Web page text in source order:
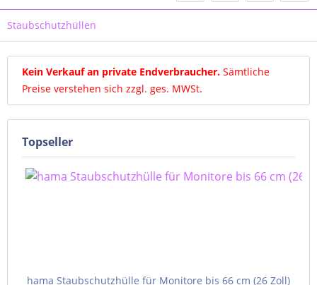
Staubschutzhüllen
Kein Verkauf an private Endverbraucher. Sämtliche
Preise verstehen sich zzgl. ges. MWSt.
Topseller
hama Staubschutzhülle für Monitore bis 66 cm (26 Zoll)